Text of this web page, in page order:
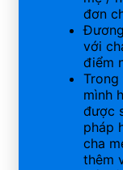
đơn
với
điểm
mình
được
pháp
cha
thêm